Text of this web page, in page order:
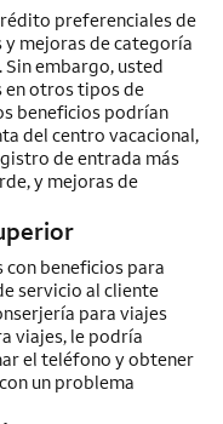
preferenciales de
mejoras de categoría
embargo, usted
en otros tipos de
beneficios podrían
del centro vacacional,
de entrada más
y mejoras de
beneficios para
servicio al cliente
para viajes
viajes, le podría
el teléfono y obtener
un problema